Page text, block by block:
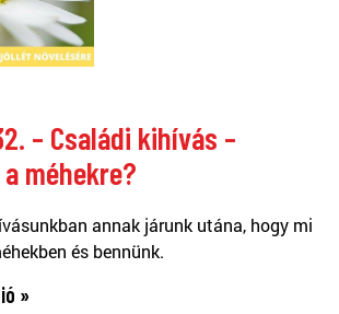
– Családi kihívás –
méhekre?
annak járunk utána, hogy mi
és bennünk.
»